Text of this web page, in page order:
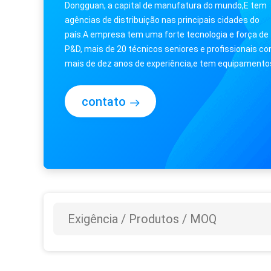
Dongguan, a capital de manufatura do mundo,E tem
agências de distribuição nas principais cidades do
país.A empresa tem uma forte tecnologia e força de
P&D, mais de 20 técnicos seniores e profissionais
mais de dez anos de experiência,e tem
de processamento avançados no mundo de ...
contato